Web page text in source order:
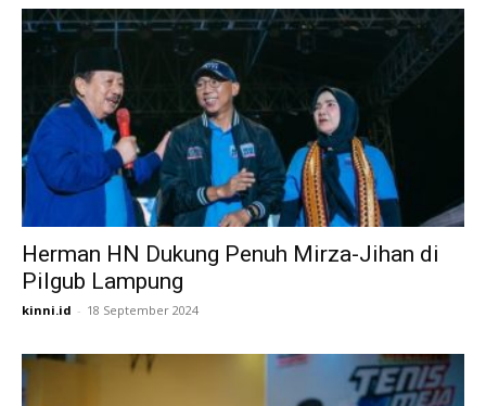
Herman HN Dukung Penuh Mirza-Jihan di
Pilgub Lampung
kinni.id - 18 September 2024